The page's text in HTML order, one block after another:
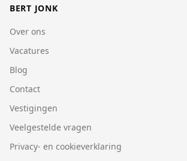
BERT JONK
Over ons
Vacatures
Blog
Contact
Vestigingen
Veelgestelde vragen
Privacy- en cookieverklaring